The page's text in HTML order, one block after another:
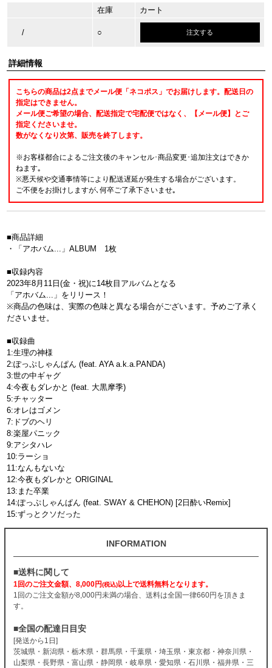
在庫 カート
/ ○ 注文する
詳細情報
こちらの商品は2点までメール便「ネコポス」でお届けします。配送日の
指定はできません。
メール便ご希望の場合、配送指定で宅配便ではなく、【メール便】とご
指定くださいませ。
数がなくなり次第、販売を終了します。
※お客様都合によるご注文後のキャンセル･商品変更･追加注文はできか
ねます｡
※悪天候や交通事情等により配送遅延が発生する場合がございます。
ご不便をお掛けしますが､何卒ご了承下さいませ｡
■商品詳細
・「アホバム...」ALBUM 1枚
■収録内容
2023年8月11日(金・祝)に14枚目アルバムとなる
「アホバム...」をリリース！
※商品の色味は、実際の色味と異なる場合がございます。予めご了承く
ださいませ。
■収録曲
1:生理の神様
2:ぽっぷしゃんぱん (feat. AYA a.k.a.PANDA)
3:世の中ギャグ
4:今夜もダレかと (feat. 大黒摩季)
5:チャッター
6:オレはゴメン
7:ドブのヘリ
8:楽屋パニック
9:アシタハレ
10:ラーショ
11:なんもないな
12:今夜もダレかと ORIGINAL
13:また卒業
14:ぽっぷしゃんぱん (feat. SWAY & CHEHON) [2日酔いRemix]
15:ずっとクソだった
INFORMATION
■送料に関して
1回のご注文金額、8,000円(税込)以上で送料無料となります。
1回のご注文金額が8,000円未満の場合、送料は全国一律660円を頂きま
す。
■全国の配達日目安
[発送から1日]
茨城県・新潟県・栃木県・群馬県・千葉県・埼玉県・東京都・神奈川県・
山梨県・長野県・富山県・静岡県・岐阜県・愛知県・石川県・福井県・三